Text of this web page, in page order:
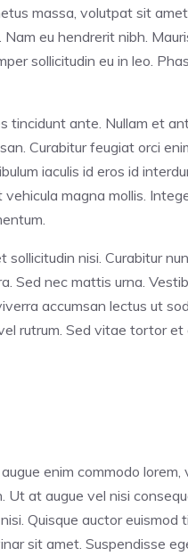
massa, volutpat sit
eu hendrerit nibh.
sollicitudin eu in leo.
tincidunt ante. Nullam et
Curabitur feugiat orci
iaculis id eros id
magna mollis.
nisi. Curabitur
Sed nec mattis urna.
accumsan lectus ut
rutrum. Sed vitae tortor
enim commodo
Ut at augue vel nisi
Quisque auctor
sit amet. Suspendisse